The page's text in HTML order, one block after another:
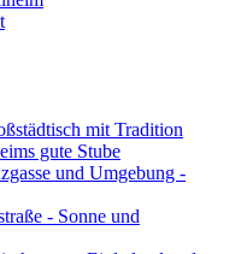
mit Tradition
gute Stube
und Umgebung -
- Sonne und